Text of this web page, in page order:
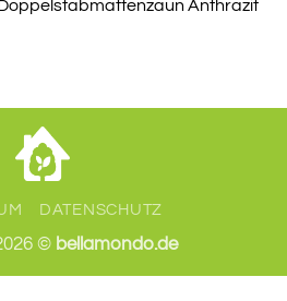
Anthrazit
DATENSCHUTZ
© bellamondo.de